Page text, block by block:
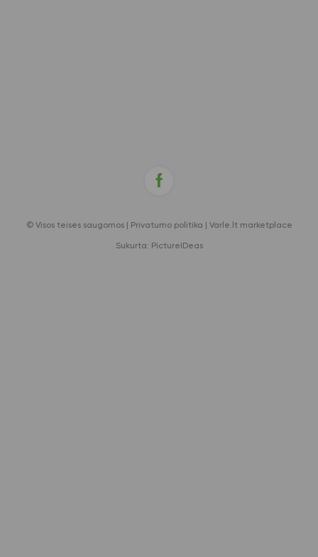
© Visos teisės saugomos | Privatumo politika Varle.lt marketplace
Sukurta: PictureIDeas